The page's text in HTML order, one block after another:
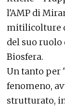
l'AMP di
mitilicolture
del suo ruolo
Biosfera.
Un tanto per
fenomeno,
strutturato,